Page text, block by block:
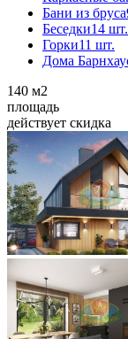
Бани из бруса
Беседки14 шт.
Горки11 шт.
Дома
140 м2
площадь
действует скидка